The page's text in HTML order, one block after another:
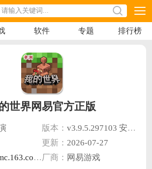
软件 专题 排行榜
世界网易官方正版
版本： v3.9.5.297103 安卓版
更新： 2026-07-27
厂商： 网易游戏